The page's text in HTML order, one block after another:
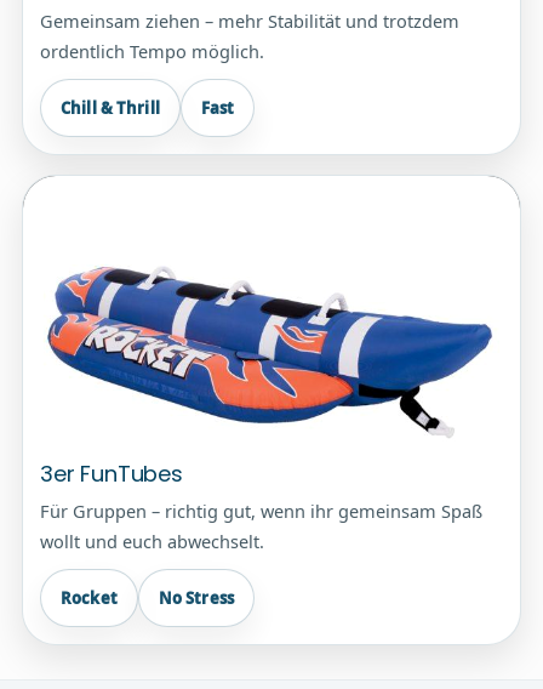
Gemeinsam ziehen – mehr Stabilität und trotzdem
ordentlich Tempo möglich.
Chill & Thrill Fast
3er FunTubes
Für Gruppen – richtig gut, wenn ihr gemeinsam Spaß
wollt und euch abwechselt.
Rocket No Stress